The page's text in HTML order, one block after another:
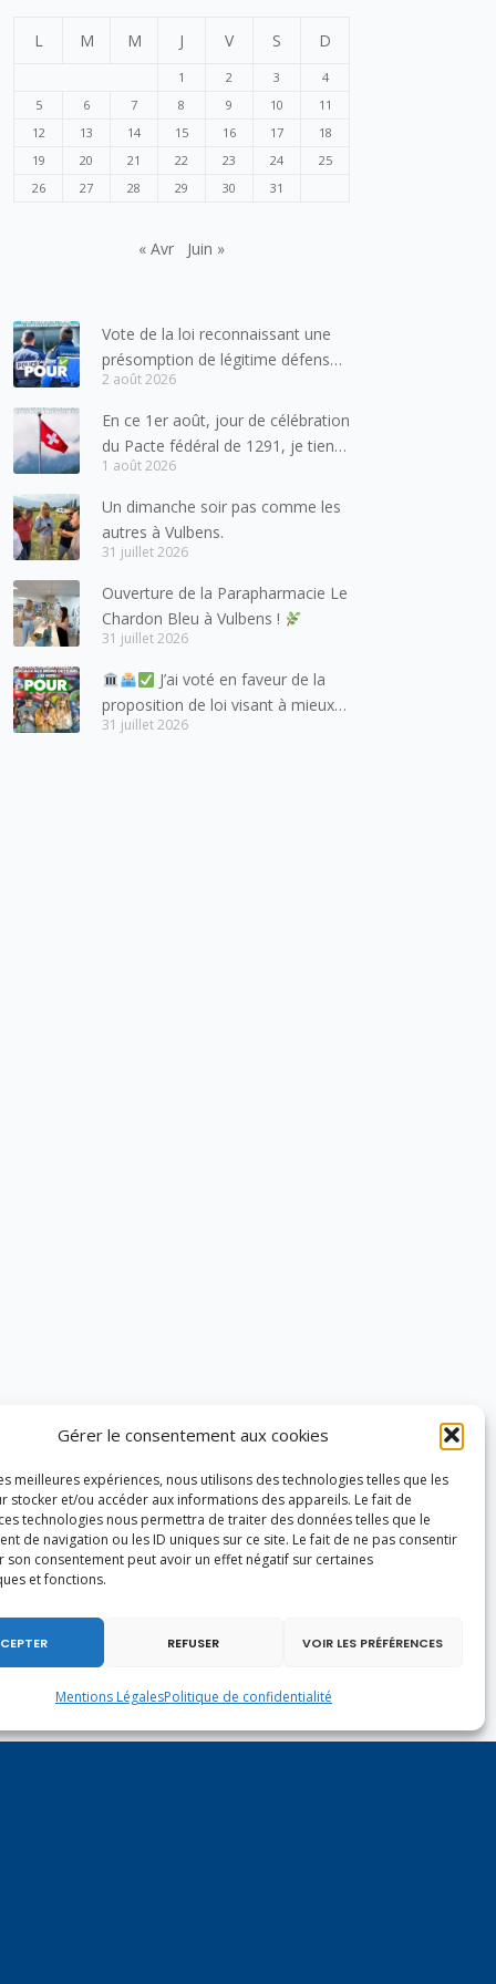
Gérer le consentement aux cookies
meilleures expériences, nous utilisons des technologies telles que les
stocker et/ou accéder aux informations des appareils. Le fait de
technologies nous permettra de traiter des données telles que le
de navigation ou les ID uniques sur ce site. Le fait de ne pas consentir
son consentement peut avoir un effet négatif sur certaines
et fonctions.
REFUSER VOIR LES PRÉFÉRENCES
Mentions LégalesPolitique de confidentialité
L M M J V S D
1 2 3
4
5
6 7 8 9 10
11
12
13 14 15 16 17
18
19
20 21 22 23 24
25
26
27 28 29 30 31
« Avr Juin »
Vote de la loi reconnaissant une
présomption de légitime défense
pour les forces de l’ordre
2 août 2026
En ce 1er août, jour de célébration
du Pacte fédéral de 1291, je tiens
à adresser mes meilleures
salutations à nos voisins et amis
suisses, et plus particulièrement
aux habitants du bassin genevois
lesquels la Haute-Savoie
entretient des liens étroits et
quotidiens.
1 août 2026
Un dimanche soir pas comme les
autres à Vulbens.
31 juillet 2026
Ouverture de la Parapharmacie Le
Chardon Bleu à Vulbens !
31 juillet 2026
J’ai voté en faveur de la
proposition de loi visant à mieux
protéger les mineurs des risques
31 juillet 2026